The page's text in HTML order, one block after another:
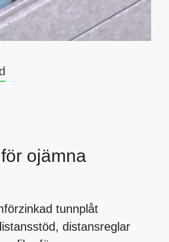
ojämna
tunnplåt
distansreglar